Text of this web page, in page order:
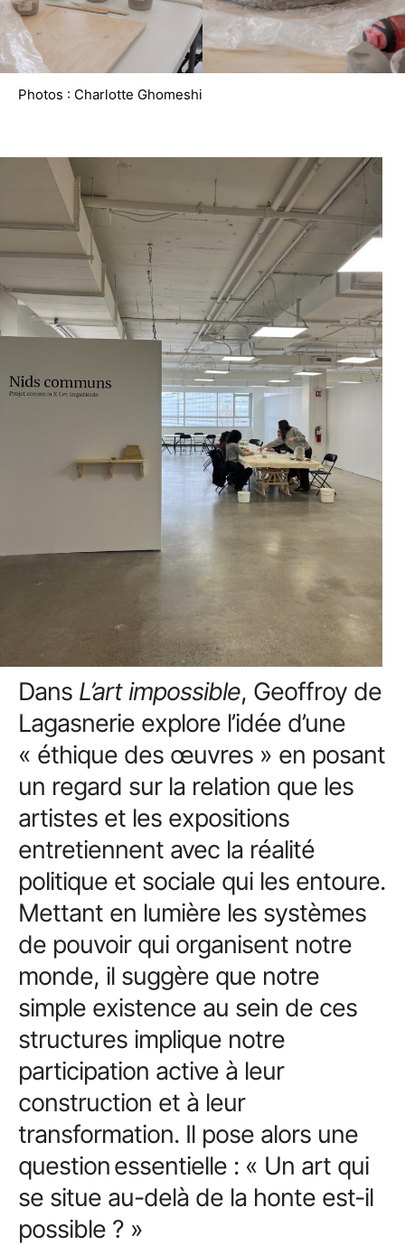
Photos : Charlotte Ghomeshi
Dans L’art impossible, Geoffroy de
Lagasnerie explore l’idée d’une
« éthique des œuvres » en posant
un regard sur la relation que les
artistes et les expositions
entretiennent avec la réalité
politique et sociale qui les entoure.
Mettant en lumière les systèmes
de pouvoir qui organisent notre
monde, il suggère que notre
simple existence au sein de ces
structures implique notre
participation active à leur
construction et à leur
transformation. Il pose alors une
question essentielle : « Un art qui
se situe au-delà de la honte est-il
possible ? »